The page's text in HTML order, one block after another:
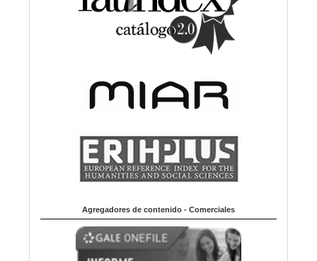
Agregadores de contenido - Comerciales